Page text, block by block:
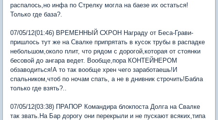
распалось,но инфа по Стрелку могла на баезе их остаться!
Только где база?.
07/05/12(01:46) ВРЕМЕННЫЙ СХРОН Награду от Беса-Грави-
пришлось тут же на Свалке припрятать в кусок трубы в распадке
небольшом,около плит, что рядом с дорогой,которая от стоянки
бесовой до ангара ведет. Вообще,пора КОНТЕЙНЕРОМ
обзаводиться!А то так вообще хрен чего заработаешь!И
спальником,чтоб по ночам спать, а не в днивник строчить!Бабла
только где взять?..
07/05/12(03:38) ПРАПОР Командира блокпоста Долга на Свалке
так звать.На Бар дорогу они перекрыли и не пускают всяких,типа